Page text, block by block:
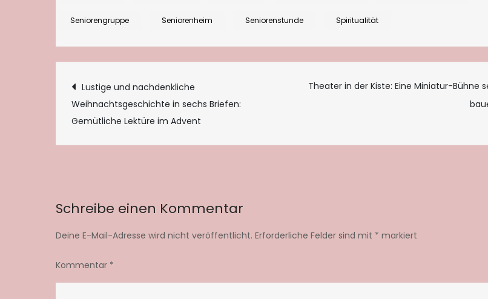
Seniorengruppe Seniorenheim Seniorenstunde Spiritualität
Beitragsnavigation
Lustige und nachdenkliche
Weihnachtsgeschichte in sechs Briefen:
Gemütliche Lektüre im Advent
Theater in der Kiste: Eine Miniatur-Bühne
Schreibe einen Kommentar
Deine E-Mail-Adresse wird nicht veröffentlicht. Erforderliche Felder sind mit * markiert
Kommentar *